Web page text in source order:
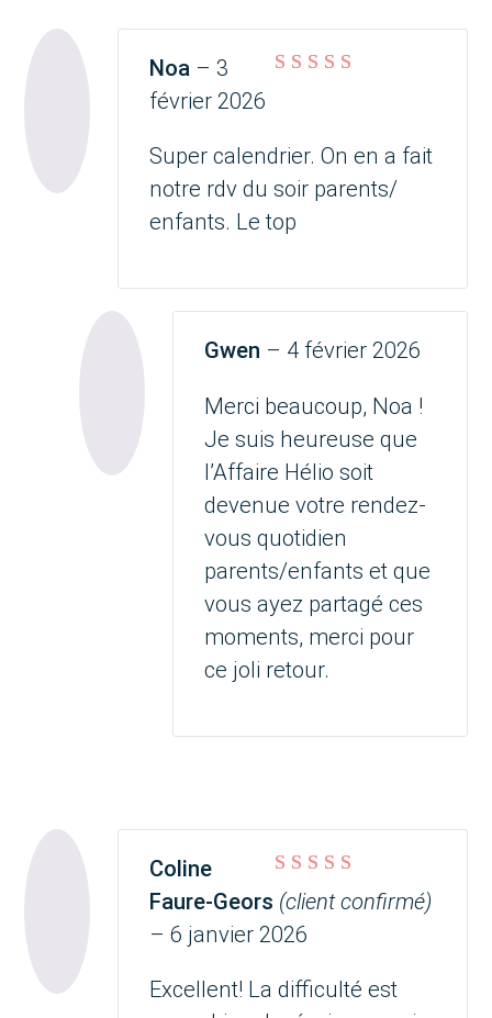
Noa – 3
février 2026
Super calendrier. On en a fait
notre rdv du soir parents/
enfants. Le top
Gwen – 4 février 2026
Merci beaucoup, Noa !
Je suis heureuse que
l’Affaire Hélio soit
devenue votre rendez-
vous quotidien
parents/enfants et que
vous ayez partagé ces
moments, merci pour
ce joli retour.
Note sur 5
Coline
Faure-Geors (client confirmé)
– 6 janvier 2026
Excellent! La difficulté est